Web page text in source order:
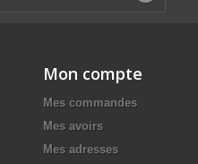
Mon compte
Mes commandes
Mes avoirs
Mes adresses